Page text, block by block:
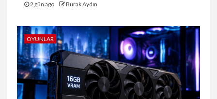
2 gün ago Burak Aydın
OYUNLAR